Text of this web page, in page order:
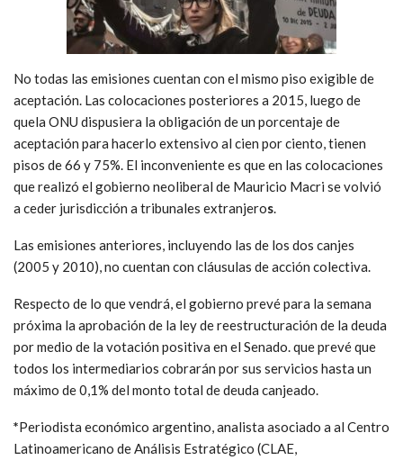
No todas las emisiones cuentan con el mismo piso exigible de
aceptación. Las colocaciones posteriores a 2015, luego de
quela ONU dispusiera la obligación de un porcentaje de
aceptación para hacerlo extensivo al cien por ciento, tienen
pisos de 66 y 75%. El inconveniente es que en las colocaciones
que realizó el gobierno neoliberal de Mauricio Macri se volvió
a ceder jurisdicción a tribunales extranjeros
Las emisiones anteriores, incluyendo las de los dos canjes
(2005 y 2010), no cuentan con cláusulas de acción colectiva.
Respecto de lo que vendrá, el gobierno prevé para la semana
próxima la aprobación de la ley de reestructuración de la deuda
por medio de la votación positiva en el Senado. que prevé que
todos los intermediarios cobrarán por sus servicios hasta un
máximo de 0,1% del monto total de deuda canjeado.
*Periodista económico argentino, analista asociado a al Centro
Latinoamericano de Análisis Estratégico (CLAE,